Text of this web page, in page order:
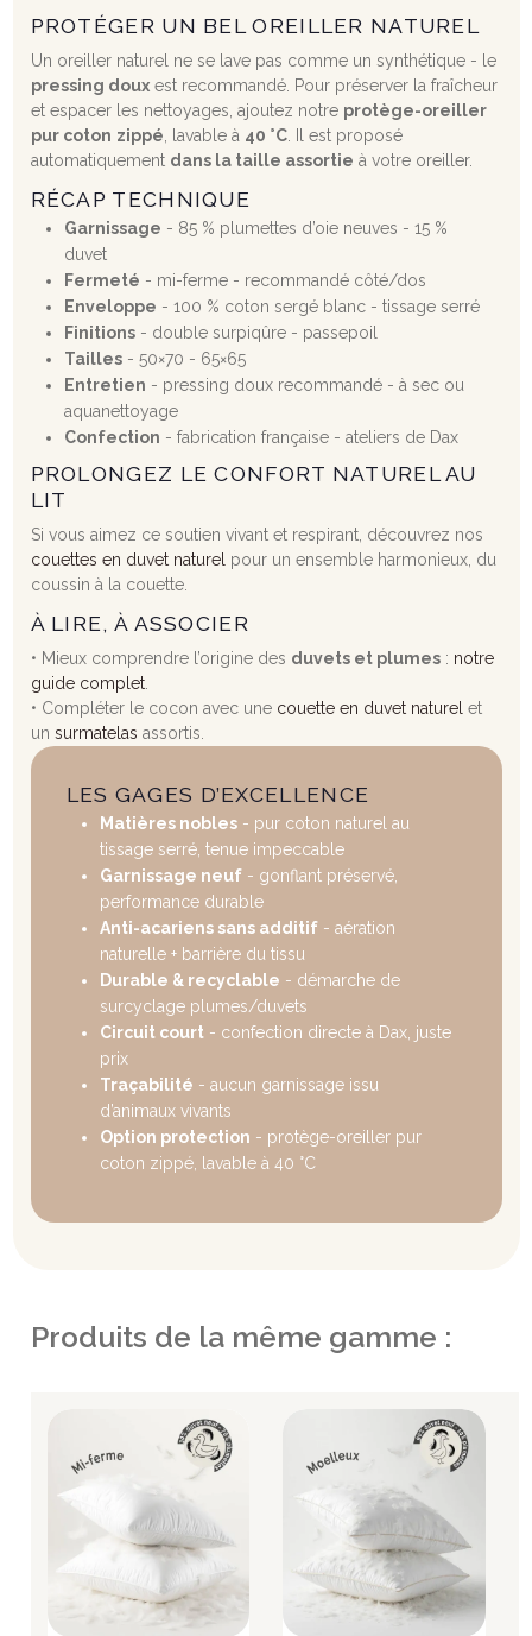
PROTÉGER UN BEL OREILLER NATUREL
Un oreiller naturel ne se lave pas comme un synthétique - le
pressing douxest recommandé. Pour préserver la fraîcheur
et espacer les nettoyages, ajoutez notre protège-oreiller
pur coton zippé , lavable à 40 °C. Il est proposé
automatiquement dans la taille assortie à votre oreiller.
RÉCAP TECHNIQUE
Garnissage - 85 % plumettes d’oie neuves - 15 %
duvet
Fermeté - mi-ferme - recommandé côté/dos
Enveloppe - 100 % coton sergé blanc - tissage serré
Finitions- double surpiqûre - passepoil
Tailles- 50×70 - 65×65
Entretien - pressing doux recommandé - à sec ou
aquanettoyage
Confection - fabrication française - ateliers de Dax
PROLONGEZ LE CONFORT NATUREL AU
LIT
Si vous aimez ce soutien vivant et respirant, découvrez nos
couettes en duvet naturel pour un ensemble harmonieux, du
coussin à la couette.
À LIRE, À ASSOCIER
• Mieux comprendre l’origine des duvets et plumes: notre
guide complet.
• Compléter le cocon avec une couette en duvet naturel et
un surmatelas assortis.
LES GAGES D’EXCELLENCE
Matières nobles- pur coton naturel au
tissage serré, tenue impeccable
Garnissage neuf- gonflant préservé,
performance durable
Anti-acariens sans additif- aération
naturelle + barrière du tissu
Durable & recyclable - démarche de
surcyclage plumes/duvets
Circuit court- confection directe à Dax, juste
prix
Traçabilité - aucun garnissage issu
d’animaux vivants
Option protection - protège-oreiller pur
coton zippé, lavable à 40 °C
Produits de la même gamme :